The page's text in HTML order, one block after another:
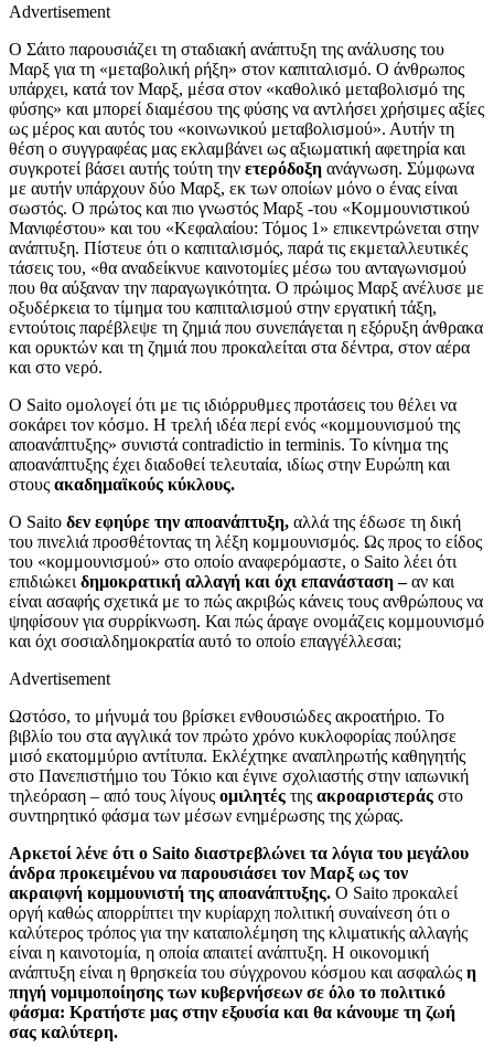
Advertisement
Ο Σάιτο παρουσιάζει τη σταδιακή ανάπτυξη της ανάλυσης του
Μαρξ για τη «μεταβολική ρήξη» στον καπιταλισμό. Ο άνθρωπος
υπάρχει, κατά τον Μαρξ, μέσα στον «καθολικό μεταβολισμό της
φύσης» και μπορεί διαμέσου της φύσης να αντλήσει χρήσιμες αξίες
ως μέρος και αυτός του «κοινωνικού μεταβολισμού». Αυτήν τη
θέση ο συγγραφέας μας εκλαμβάνει ως αξιωματική αφετηρία και
συγκροτεί βάσει αυτής τούτη την ετερόδοξη ανάγνωση. Σύμφωνα
με αυτήν υπάρχουν δύο Μαρξ, εκ των οποίων μόνο ο ένας είναι
σωστός. Ο πρώτος και πιο γνωστός Μαρξ -του «Κομμουνιστικού
Μανιφέστου» και του «Κεφαλαίου: Τόμος 1» επικεντρώνεται στην
ανάπτυξη. Πίστευε ότι ο καπιταλισμός, παρά τις εκμεταλλευτικές
τάσεις του, «θα αναδείκνυε καινοτομίες μέσω του ανταγωνισμού
που θα αύξαναν την παραγωγικότητα. Ο πρώιμος Μαρξ ανέλυσε με
οξυδέρκεια το τίμημα του καπιταλισμού στην εργατική τάξη,
εντούτοις παρέβλεψε τη ζημιά που συνεπάγεται η εξόρυξη άνθρακα
και ορυκτών και τη ζημιά που προκαλείται στα δέντρα, στον αέρα
και στο νερό.
Ο Saito ομολογεί ότι με τις ιδιόρρυθμες προτάσεις του θέλει να
σοκάρει τον κόσμο. Η τρελή ιδέα περί ενός «κομμουνισμού της
αποανάπτυξης» συνιστά contradictio in terminis. Το κίνημα της
αποανάπτυξης έχει διαδοθεί τελευταία, ιδίως στην Ευρώπη και
στους ακαδημαϊκούς κύκλους.
Ο Saito δεν εφηύρε την αποανάπτυξη, αλλά της έδωσε τη δική
του πινελιά προσθέτοντας τη λέξη κομμουνισμός. Ως προς το είδος
του «κομμουνισμού» στο οποίο αναφερόμαστε, ο Saito λέει ότι
επιδιώκει δημοκρατική αλλαγή και όχι επανάσταση –αν και
είναι ασαφής σχετικά με το πώς ακριβώς κάνεις τους ανθρώπους να
ψηφίσουν για συρρίκνωση. Και πώς άραγε ονομάζεις κομμουνισμό
και όχι σοσιαλδημοκρατία αυτό το οποίο επαγγέλλεσαι;
Advertisement
Ωστόσο, το μήνυμά του βρίσκει ενθουσιώδες ακροατήριο. Το
βιβλίο του στα αγγλικά τον πρώτο χρόνο κυκλοφορίας πούλησε
μισό εκατομμύριο αντίτυπα. Εκλέχτηκε αναπληρωτής καθηγητής
στο Πανεπιστήμιο του Τόκιο και έγινε σχολιαστής στην ιαπωνική
τηλεόραση – από τους λίγους ομιλητές της ακροαριστεράς στο
συντηρητικό φάσμα των μέσων ενημέρωσης της χώρας.
Αρκετοί λένε ότι ο Saito διαστρεβλώνει τα λόγια του μεγάλου
άνδρα προκειμένου να παρουσιάσει τον Μαρξ ως τον
ακραιφνή κομμουνιστή της αποανάπτυξης. Ο Saito προκαλεί
οργή καθώς απορρίπτει την κυρίαρχη πολιτική συναίνεση ότι ο
καλύτερος τρόπος για την καταπολέμηση της κλιματικής αλλαγής
είναι η καινοτομία, η οποία απαιτεί ανάπτυξη. Η οικονομική
ανάπτυξη είναι η θρησκεία του σύγχρονου κόσμου και ασφαλώς η
πηγή νομιμοποίησης των κυβερνήσεων σε όλο το πολιτικό
φάσμα: Κρατήστε μας στην εξουσία και θα κάνουμε τη ζωή
σας καλύτερη.